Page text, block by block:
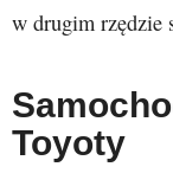
w drugim rzędzie
Toyoty